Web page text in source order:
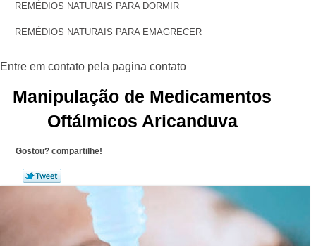
REMÉDIOS NATURAIS PARA DORMIR
REMÉDIOS NATURAIS PARA EMAGRECER
Manipulação de Medicamentos
Oftálmicos Aricanduva
Gostou? compartilhe!